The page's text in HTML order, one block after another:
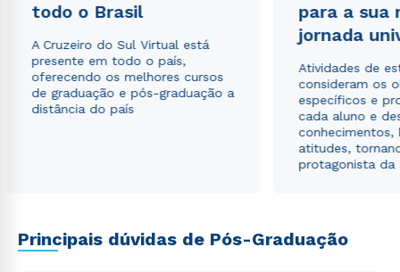
todo o Brasil
A Cruzeiro do Sul Virtual está
presente em todo o país,
oferecendo os melhores cursos
de graduação e pós-graduação a
distância do país
para a sua
jornada
Atividades de
consideram os
específicos e
cada aluno e
conhecimentos,
atitudes,
protagonista da
Principais dúvidas de Pós-Graduação
Estou de acordo com a Política de Privacidade.e
autorizo que meus dados sejam utilizados para o
envio de conteúdos da Cruzeiro do Sul.